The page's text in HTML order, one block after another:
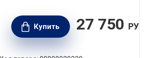
Купить 27 750 РУБ.